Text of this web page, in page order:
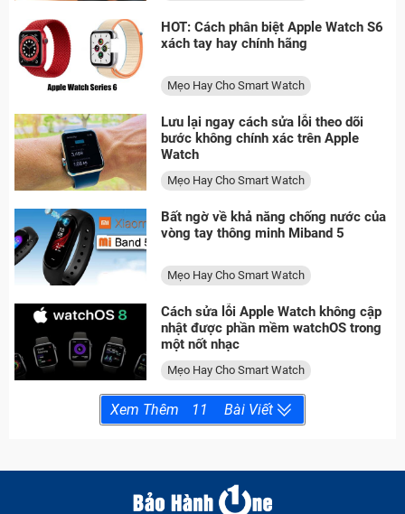
HOT: Cách phân biệt Apple Watch S6
xách tay hay chính hãng
Mẹo Hay Cho Smart Watch
Lưu lại ngay cách sửa lỗi theo dõi
bước không chính xác trên Apple
Watch
Mẹo Hay Cho Smart Watch
Bất ngờ về khả năng chống nước của
vòng tay thông minh Miband 5
Mẹo Hay Cho Smart Watch
Cách sửa lỗi Apple Watch không cập
nhật được phần mềm watchOS trong
một nốt nhạc
Mẹo Hay Cho Smart Watch
Xem Thêm 11 Bài Viết